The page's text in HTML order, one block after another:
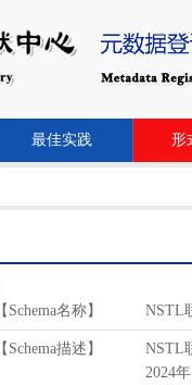
最佳实践 形
【Schema名称】 NSTL
【Schema描述】
NSTL
2024